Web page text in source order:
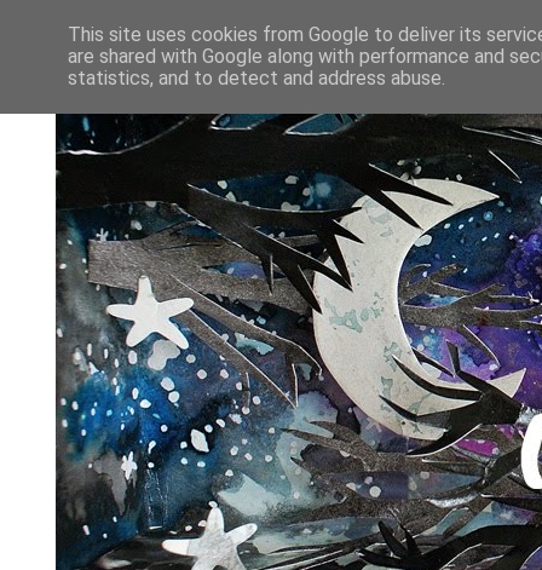
This site uses cookies from Google to deliver its
are shared with Google along with performance and
statistics, and to detect and address abuse.